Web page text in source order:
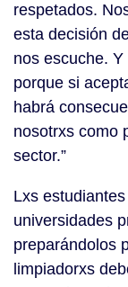
respetados.
esta decisión
nos escuche.
porque si
habrá
nosotrxs como
sector.”
Lxs
universidades
preparándolos
limpiadorxs